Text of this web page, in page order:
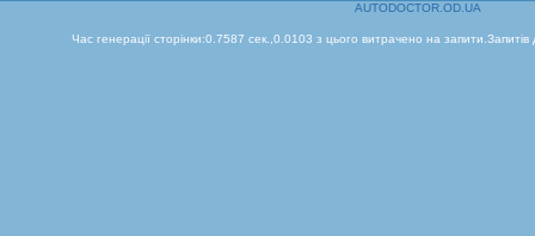
AUTODOCTOR.OD.UA
Час генерації сторінки:0.7587 сек.,0.0103 з цього витрачено на